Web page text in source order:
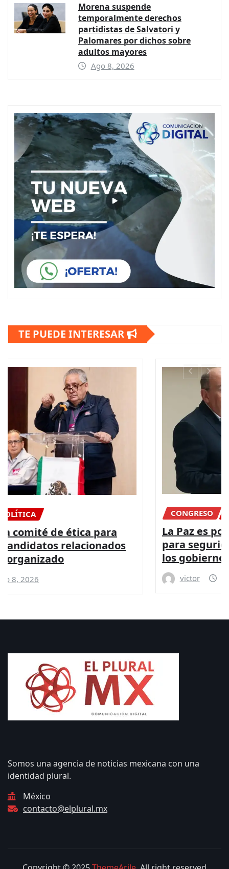
Morena suspende
temporalmente derechos
partidistas de Salvatori y
Palomares por dichos sobre
adultos mayores
Ago 8, 2026
TE PUEDE INTERESAR
CONGRESO NACIONAL
La Paz es posible con más presupuesto
para seguridad y coordinación entre
los gobiernos: PRI
victor
Somos una agencia de noticias mexicana con una
identidad plural.
México
contacto@elplural.mx